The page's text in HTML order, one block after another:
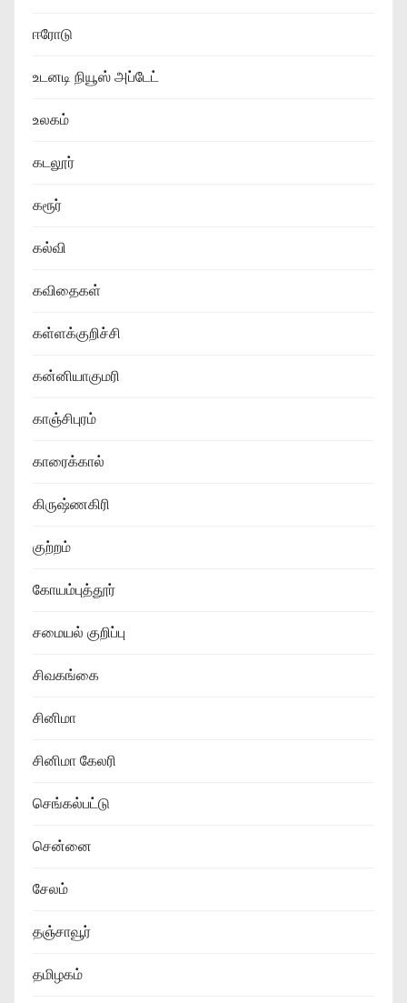
ஈரோடு
உடனடி நியூஸ் அப்டேட்
உலகம்
கடலூர்
கரூர்
கல்வி
கவிதைகள்
கள்ளக்குறிச்சி
கன்னியாகுமரி
காஞ்சிபுரம்
காரைக்கால்
கிருஷ்ணகிரி
குற்றம்
கோயம்புத்தூர்
சமையல் குறிப்பு
சிவகங்கை
சினிமா
சினிமா கேலரி
செங்கல்பட்டு
சென்னை
சேலம்
தஞ்சாவூர்
தமிழகம்